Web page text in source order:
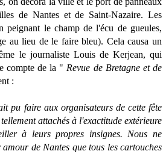
de Nantes et de Saint-Nazaire. Les
peignant le champ de l'écu de gueules,
au lieu de le faire bleu). Cela causa un
le journaliste Louis de Kerjean, qui
compte de la " Revue de Bretagne et de
:
pu faire aux organisateurs de cette fête
attachés à l'exactitude extérieure
à leurs propres insignes. Nous ne
de Nantes que tous les cartouches